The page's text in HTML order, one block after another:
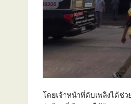
โดยเจ้าหน้าที่ดับเพลิงได้ช่